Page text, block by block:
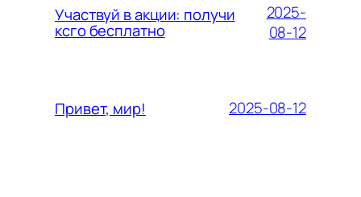
Участвуй в акции: получи
ксго бесплатно
2025-
08-12
Привет, мир! 2025-08-12